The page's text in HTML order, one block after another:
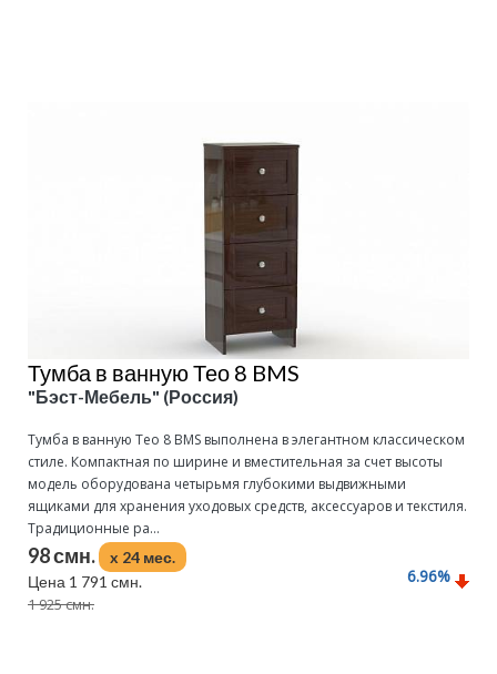
Тумба в ванную Тео 8 BMS
"Бэст-Мебель" (Россия)
Тумба в ванную Тео 8 BMS выполнена в элегантном классическом
стиле. Компактная по ширине и вместительная за счет высоты
модель оборудована четырьмя глубокими выдвижными
ящиками для хранения уходовых средств, аксессуаров и текстиля.
Традиционные ра...
98 смн.
x 24 мес.
Цена 1 791 смн.
1 925 смн.
6.96%